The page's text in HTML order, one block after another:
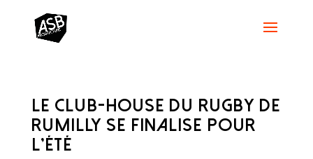
LE CLUB-HOUSE DU RUGBY DE
RUMILLY SE FINALISE POUR
L’ÉTÉ…